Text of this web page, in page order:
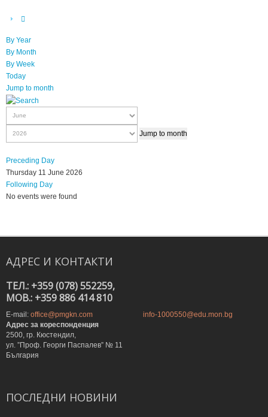
By Year
By Month
By Week
Today
Jump to month
Jump to month
Preceding Day
Thursday 11 June 2026
Following Day
No events were found
АДРЕС И КОНТАКТИ
ТЕЛ.: +359 (078) 552259,
MOB.: +359 886 414 810
E-mail: office@pmgkn.com
info-1000550@edu.mon.bg
Адрес за кореспонденция
2500, гр. Кюстендил,
ул. ”Проф. Георги Паспалев” № 11
България
ПОСЛЕДНИ НОВИНИ